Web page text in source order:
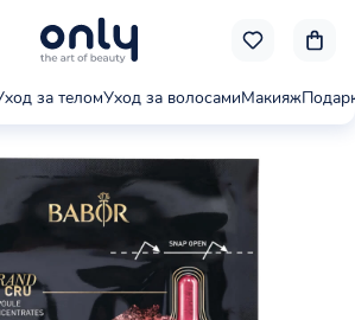
за теломУход за волосамиМакияж